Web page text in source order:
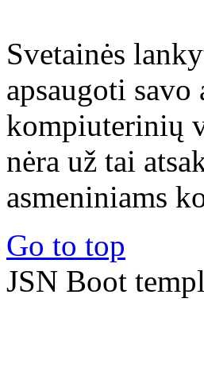
Svetainės
apsaugoti
kompiuterinių
nėra už tai
asmeniniams
Go to top
JSN Boot